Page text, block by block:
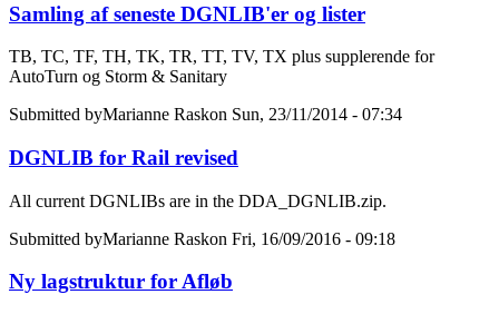
Samling af seneste DGNLIB'er og lister
TB, TC, TF, TH, TK, TR, TT, TV, TX plus supplerende for
AutoTurn og Storm & Sanitary
Submitted byMarianne Raskon Sun, 23/11/2014 - 07:34
DGNLIB for Rail revised
All current DGNLIBs are in the DDA_DGNLIB.zip.
Submitted byMarianne Raskon Fri, 16/09/2016 - 09:18
Ny lagstruktur for Afløb